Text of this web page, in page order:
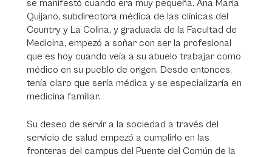
se manifestó cuando era muy pequeña. Ana María
Quijano, subdirectora médica de las clínicas del
Country y La Colina, y graduada de la Facultad de
Medicina, empezó a soñar con ser la profesional
que es hoy cuando veía a su abuelo trabajar como
médico en su pueblo de origen. Desde entonces,
tenía claro que sería médica y se especializaría en
medicina familiar.
Su deseo de servir a la sociedad a través del
servicio de salud empezó a cumplirlo en las
fronteras del campus del Puente del Común de la